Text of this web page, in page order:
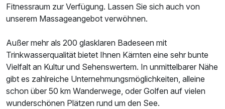
Fitnessraum zur Verfügung. Lassen Sie sich auch von
unserem Massageangebot verwöhnen.
Außer mehr als 200 glasklaren Badeseen mit
Trinkwasserqualität bietet Ihnen Kärnten eine sehr bunte
Vielfalt an Kultur und Sehenswertem. In unmittelbarer Nähe
gibt es zahlreiche Unternehmungsmöglichkeiten, alleine
schon über 50 km Wanderwege, oder Golfen auf vielen
wunderschönen Plätzen rund um den See.